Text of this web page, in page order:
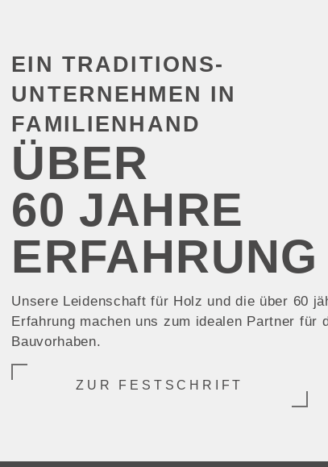
EIN TRADITIONS­
UNTERNEHMEN IN
FAMILIENHAND​
ÜBER
60 JAHRE
ERFAHRUNG​
Unsere Leidenschaft für Holz und die über 60
Erfahrung machen uns zum idealen Partner für
Bauvorhaben.
ZUR FESTSCHRIFT